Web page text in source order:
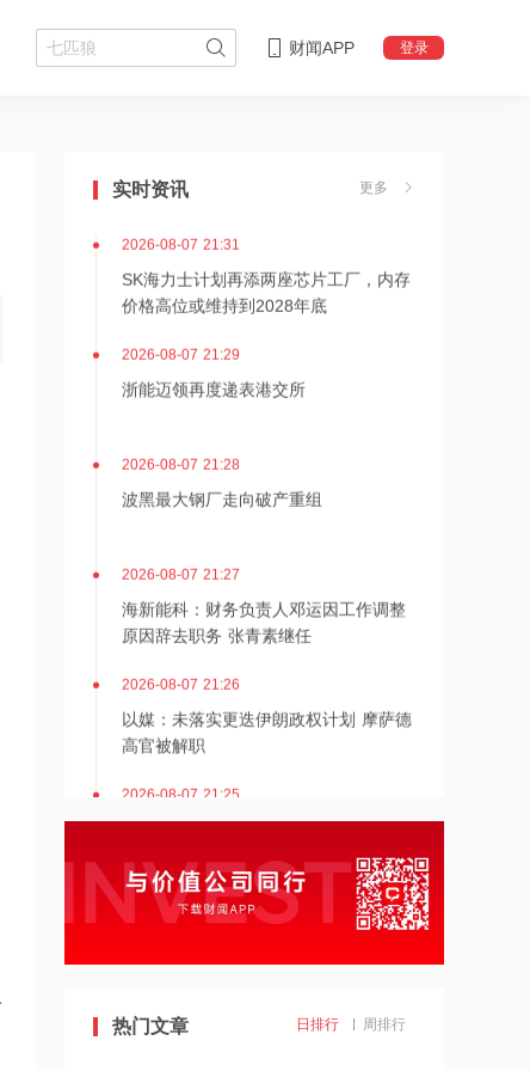
财闻APP 登录
实时资讯 更多
三大指数高开，美光、博通、英特尔集
2026-08-07 21:31
SK海力士计划再添两座芯片工厂，内存
价格高位或维持到2028年底
2026-08-07 21:29
浙能迈领再度递表港交所
2026-08-07 21:28
波黑最大钢厂走向破产重组
2026-08-07 21:27
海新能科：财务负责人邓运因工作调整
原因辞去职务 张青素继任
2026-08-07 21:26
以媒：未落实更迭伊朗政权计划 摩萨德
高官被解职
2026-08-07 21:25
湖北能源：7月公司完成发电量37.89亿
2026-08-07 21:24
北京：非京籍家庭购房社保个税缴纳年
美国重要数据出炉，美联储年底前加息
热门文章 日排行 周排行